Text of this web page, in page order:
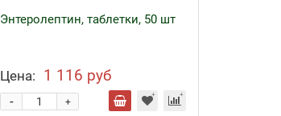
Энтеролептин, таблетки, 50 шт
Цена: 1 116 руб
+
-